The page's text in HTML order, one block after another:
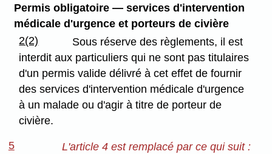
Permis obligatoire — services d'intervention
médicale d'urgence et porteurs de civière
2(2)
Sous réserve des règlements, il est
interdit aux particuliers qui ne sont pas titulaires
d'un permis valide délivré à cet effet de fournir
des services d'intervention médicale d'urgence
à un malade ou d'agir à titre de porteur de
civière.
5 L'article 4 est remplacé par ce qui suit :